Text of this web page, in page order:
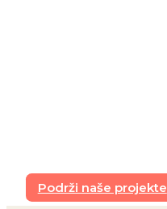
Podrži naše projekte